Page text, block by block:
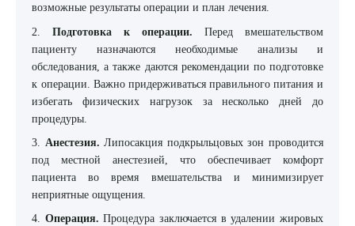
возможные результаты операции и план лечения.
2.Подготовка к операции. Перед вмешательством
пациенту назначаются необходимые анализы и
обследования, а также даются рекомендации по подготовке
к операции. Важно придерживаться правильного питания и
избегать физических нагрузок за несколько дней до
процедуры.
3. Анестезия.Липосакция подкрыльцовых зон проводится
под местной анестезией, что обеспечивает комфорт
пациента во время вмешательства и минимизирует
неприятные ощущения.
4. Операция. Процедура заключается в удалении жировых